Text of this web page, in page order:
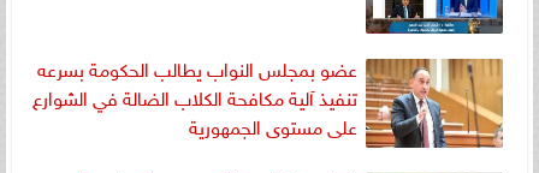
عضو بمجلس النواب يطالب الحكومة بسرعه
تنفيذ آلية مكافحة الكلاب الضالة في الشوارع
على مستوى الجمهورية